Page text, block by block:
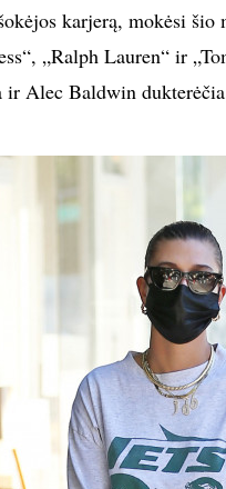
karjerą, mokėsi
„Ralph Lauren“ ir
Alec Baldwin